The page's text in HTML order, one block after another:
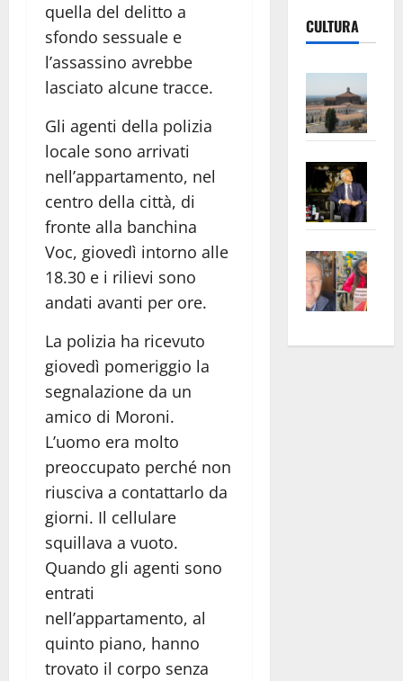
quella del delitto a
sfondo sessuale e
l’assassino avrebbe
lasciato alcune tracce.
Gli agenti della polizia
locale sono arrivati
nell’appartamento, nel
centro della città, di
fronte alla banchina
Voc, giovedì intorno alle
18.30 e i rilievi sono
andati avanti per ore.
La polizia ha ricevuto
giovedì pomeriggio la
segnalazione da un
amico di Moroni.
L’uomo era molto
preoccupato perché non
riusciva a contattarlo da
giorni. Il cellulare
squillava a vuoto.
Quando gli agenti sono
entrati
nell’appartamento, al
quinto piano, hanno
trovato il corpo senza
CULTURA
euro
apre